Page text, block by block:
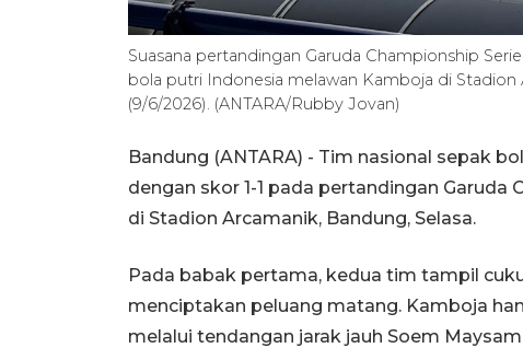
Suasana pertandingan Garuda Championship
bola putri Indonesia melawan Kamboja di Stadion
(9/6/2026). (ANTARA/Rubby Jovan)
Bandung (ANTARA) - Tim nasional sepak
dengan skor 1-1 pada pertandingan
di Stadion Arcamanik, Bandung, Selasa.
Pada babak pertama, kedua tim tampil
menciptakan peluang matang. Kamboja
melalui tendangan jarak jauh Soem